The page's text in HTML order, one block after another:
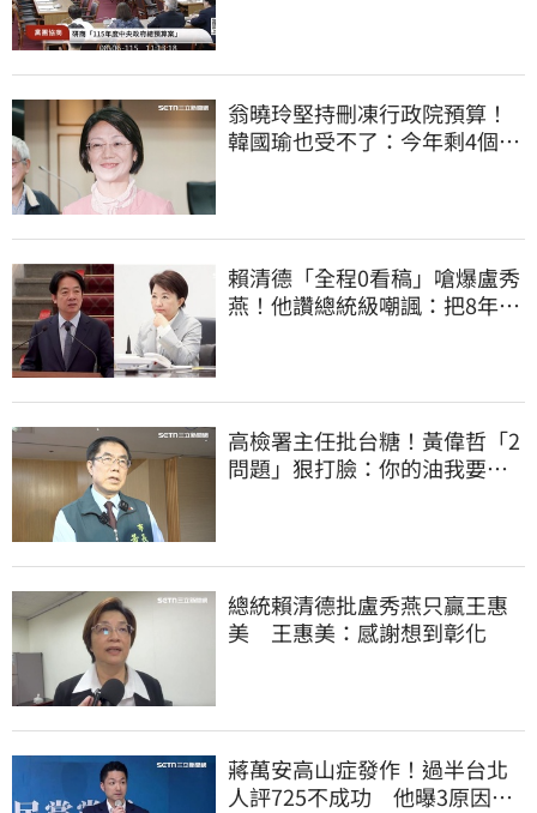
翁曉玲堅持刪凍行政院預算！
韓國瑜也受不了：今年剩4個月
賴清德「全程0看稿」嗆爆盧秀
燕！他讚總統級嘲諷：把8年總
高檢署主任批台糖！黃偉哲「2
問題」狠打臉：你的油我要通
總統賴清德批盧秀燕只贏王惠
美 王惠美：感謝想到彰化
蔣萬安高山症發作！過半台北
人評725不成功 他曝3原因：